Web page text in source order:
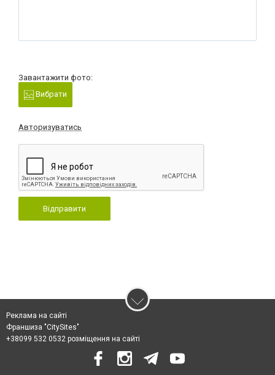
Завантажити фото:
Вибрати
Авторизуватись
Відправити
Реклама на сайті
Франшиза "CitySites"
+38099 532 0532 розміщення на сайті